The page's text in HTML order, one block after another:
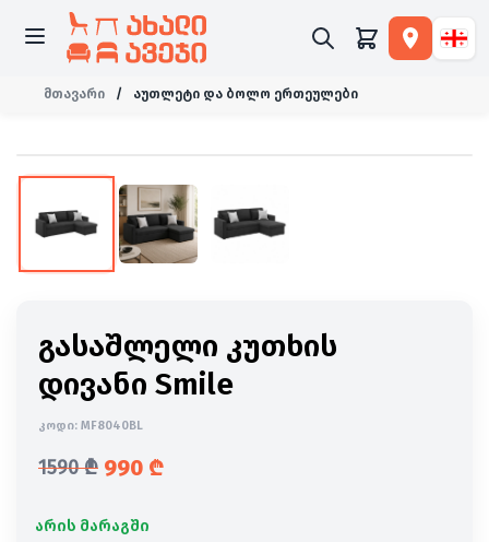
მთავარი / აუთლეტი და ბოლო ერთეულები
გასაშლელი კუთხის
დივანი Smile
კოდი: MF8040BL
1590₾
საწყისი ფასი იყო: 1590 ₾.
990 ₾
მიმდინარე ფასია: 990 ₾.
არის მარაგში